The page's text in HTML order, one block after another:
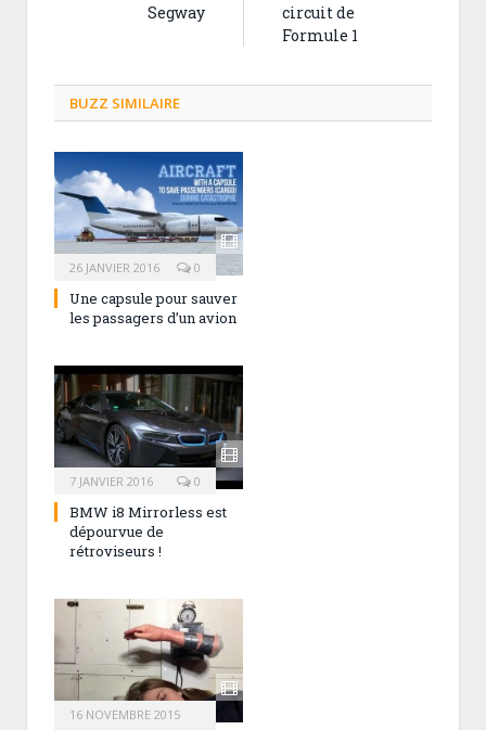
Segway
circuit de
Formule 1
BUZZ SIMILAIRE
26 JANVIER 2016 0
Une capsule pour sauver
les passagers d’un avion
7 JANVIER 2016 0
BMW i8 Mirrorless est
dépourvue de
rétroviseurs !
16 NOVEMBRE 2015